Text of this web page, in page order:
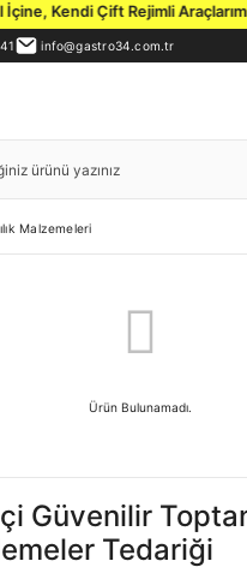
Kendi Çift Rejimli
info@gastro34.com.tr
Malzemeleri
Ürün Bulunamadı.
Güvenilir
Tedariği